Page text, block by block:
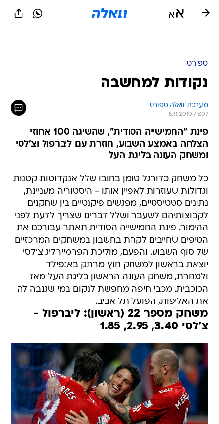
ספורט
נקודות למחשבה
מערכת וואלה ספורט
5.11.2010 / 5:07
פינת "החמישייה הסודית", שהשיגה 100 אחוזי
הצלחה באמצע השבוע, חוזרת עם ליברפול וצ'לסי
ומשחק העונה בליגת העל
כל משחק כדורגל טומן בחובו שלל אנקדוטות קטנות
וגדולות שעוזרות לאפיין אותו - היסטוריה מעניינת,
נתונים סטטיסטיים, מפגשים פיקנטיים בין שחקנים
לקבוצותיהם לשעבר ושלל דברים שצריך לדעת לפני
ההימור. פינת החמישייה הסודית תאתר עבורכם את
הטיפים שחייבים לקחת בחשבון במשחקים המרכזיים
של סוף השבוע. והפעם, מוליכת הפרמיירליג צ'לסי
יוצאת בראשון למשחק חוץ מרתק באנפילד
ולמחרת, משחק העונה הראשון בליגת העל מאז
הכוכבית. מכבי חיפה מחפשת לנקום במי שגנבה לה
את האליפות, הפועל תל אביב.
משחק מספר 22 (ראשון): ליברפול -
צ'לסי 3.40, 2.95, 1.85